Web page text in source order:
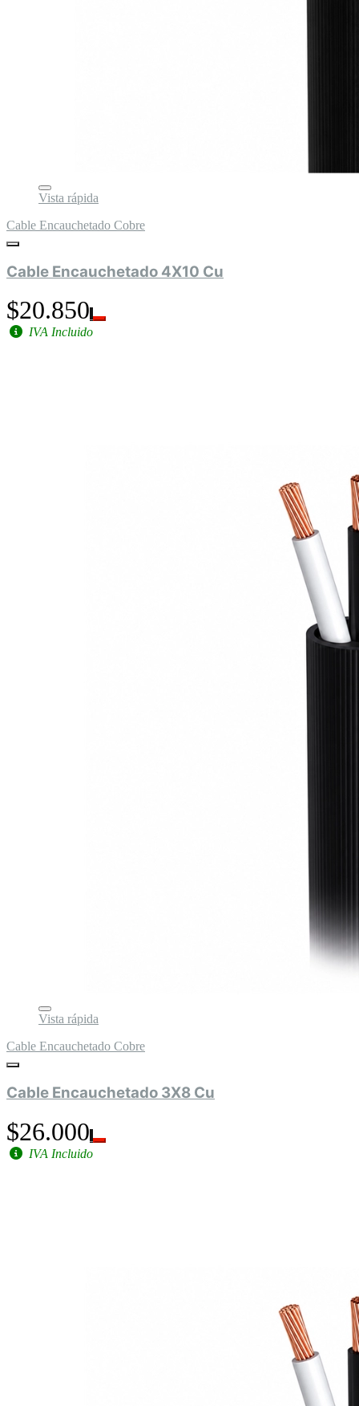
Vista rápida
Cable Encauchetado Cobre
Cable Encauchetado 4X10 Cu
$20.850
IVA Incluido
Vista rápida
Cable Encauchetado Cobre
Cable Encauchetado 3X8 Cu
$26.000
IVA Incluido